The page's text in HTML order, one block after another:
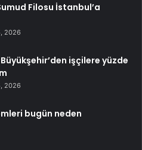
Filosu İstanbul’a
2026
işçilere yüzde
2026
bugün neden